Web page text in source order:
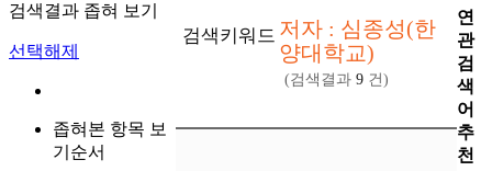
검색결과 좁혀 보기
선택해제
좁혀본 항목 보
기순서
검색키워드 저자 : 심종성(한
양대학교)
(검색결과 9 건)
연
관
검
색
어
추
천